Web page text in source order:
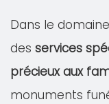
Dans le
des services
précieux aux
monuments